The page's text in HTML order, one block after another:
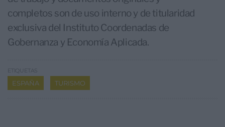
completos son de uso interno y de titularidad
exclusiva del Instituto Coordenadas de
Gobernanza y Economía Aplicada.
ESPAÑA TURISMO